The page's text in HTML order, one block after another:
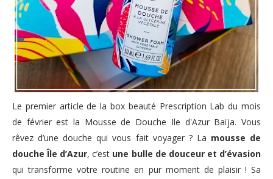
Le premier article de la box beauté Prescription Lab du mois
de février est la Mousse de Douche Ile d'Azur Baïja. Vous
rêvez d’une douche qui vous fait voyager ? La mousse de
douche Île d’Azur, c’est une bulle de douceur et d’évasion
qui transforme votre routine en pur moment de plaisir ! Sa